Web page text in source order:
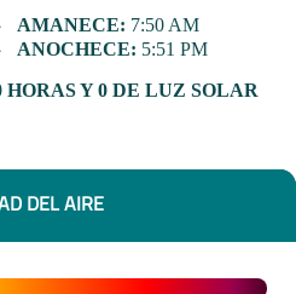
AMANECE: 7:50 AM
ANOCHECE: 5:51 PM
HORAS Y 0 DE LUZ SOLAR
DEL AIRE